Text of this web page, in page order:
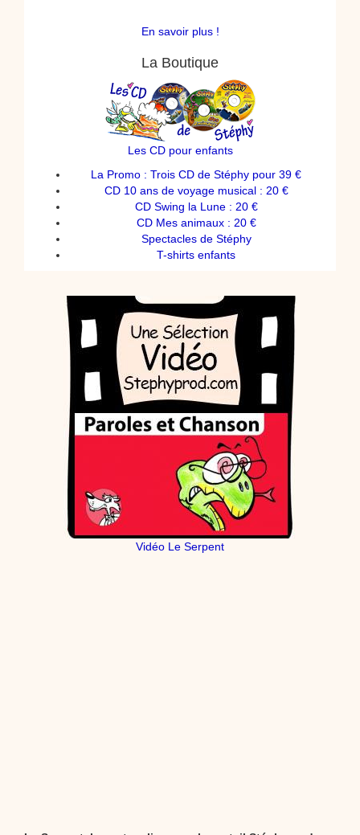
En savoir plus !
La Boutique
Les CD pour enfants
La Promo : Trois CD de Stéphy pour 39 €
CD 10 ans de voyage musical : 20 €
CD Swing la Lune : 20 €
CD Mes animaux : 20 €
Spectacles de Stéphy
T-shirts enfants
Vidéo Le Serpent